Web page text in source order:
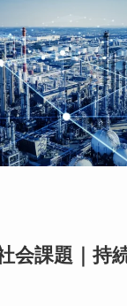
会課題｜持